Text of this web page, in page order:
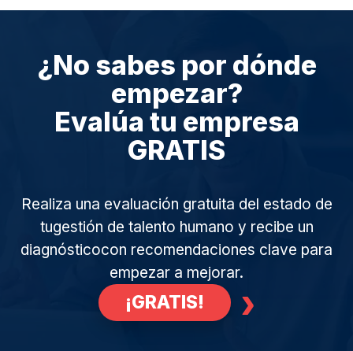
¿No sabes por dónde
empezar?
Evalúa tu empresa
GRATIS
Realiza una evaluación gratuita del estado de
tugestión de talento humano y recibe un
diagnósticocon recomendaciones clave para
empezar a mejorar.
¡GRATIS! ›